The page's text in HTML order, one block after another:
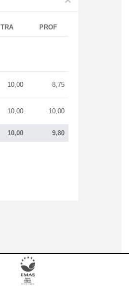
TRA PROF
10,00 9,80
10,00 8,75
10,00 10,00